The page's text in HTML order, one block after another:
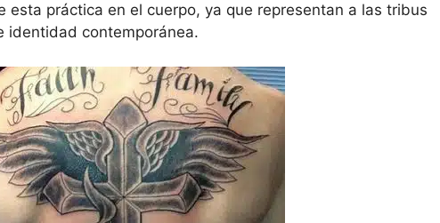
esta práctica en el cuerpo, ya que representan a las tribus
identidad contemporánea.